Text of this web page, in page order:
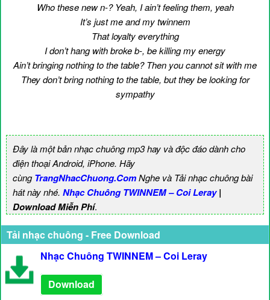
Who these new n-? Yeah, I ain’t feeling them, yeah
It’s just me and my twinnem
That loyalty everything
I don’t hang with broke b-, be killing my energy
Ain’t bringing nothing to the table? Then you cannot sit with me
They don’t bring nothing to the table, but they be looking for
sympathy
Đây là một bản nhạc chuông mp3 hay và độc đáo dành cho
điện thoại Android, iPhone. Hãy
cùngTrangNhacChuong.ComNghe và Tải nhạc chuông bài
hát này nhé. Nhạc Chuông TWINNEM – Coi Leray|
Download Miễn Phí.
Tải nhạc chuông - Free Download
Nhạc Chuông TWINNEM – Coi Leray
Download